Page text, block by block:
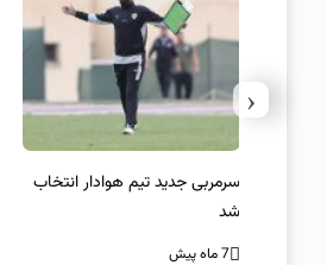
سرمربی جدید تیم هوادار انتخاب
شد
7 ماه پیش
‹